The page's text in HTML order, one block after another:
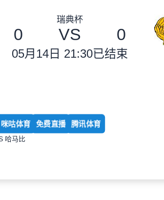
瑞典杯
0 VS 0
05月14日 21:30已结束
咪咕体育 免费直播 腾讯体育
哈马比